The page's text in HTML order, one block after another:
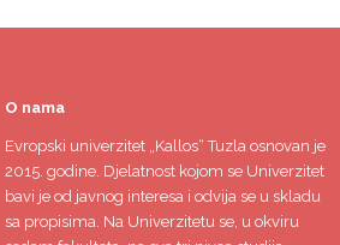
O nama
Evropski univerzitet „Kallos“ Tuzlaosnovan je
2015. godine. Djelatnost kojom se Univerzitet
bavi je od javnog interesa i odvija se u skladu
sa propisima. Na Univerzitetu se, u okviru